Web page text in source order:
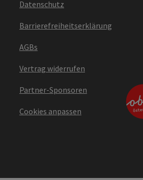
Datenschutz
Barrierefreiheitserklärung
AGBs
Vertrag widerrufen
Partner-Sponsoren
Cookies anpassen